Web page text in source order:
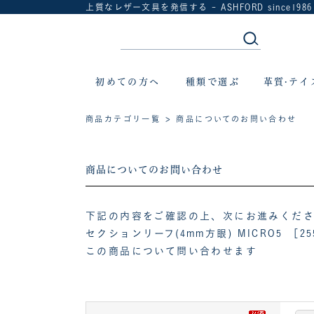
上質なレザー文具を発信する - ASHFORD since1986
初めての方へ 種類で選ぶ 革質·テイ
商品カテゴリ一覧 > 商品についてのお問い合わせ
商品についてのお問い合わせ
下記の内容をご確認の上、次にお進みくだ
セクションリーフ(4mm方眼) MICRO5 ［
この商品について問い合わせます